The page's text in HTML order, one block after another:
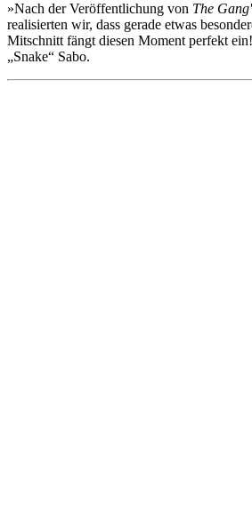
»Nach der Veröffentlichung von The
realisierten wir, dass gerade etwas
Mitschnitt fängt diesen Moment perfekt
„Snake“ Sabo.